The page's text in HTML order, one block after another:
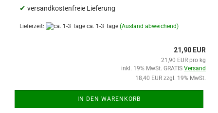
✔ versandkostenfreie Lieferung
Lieferzeit: ca. 1-3 Tage (Ausland abweichend)
21,90 EUR
21,90 EUR pro kg
inkl. 19% MwSt. GRATIS Versand
18,40 EUR zzgl. 19% MwSt.
IN DEN WARENKORB